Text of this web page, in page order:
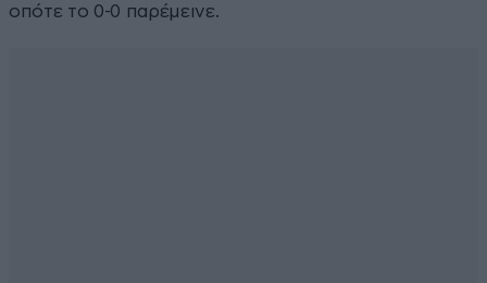
οπότε το 0-0 παρέμεινε.